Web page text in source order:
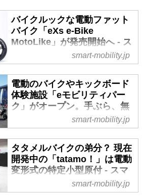
バイクルックな電動ファット
バイク「eXs e-Bike
MotoLike」が発売開始へ - ス
マートモビリティJP
販売で知られる株式会社カスタム
ジャパンが、ファットバイクスタ
イルの電動アシスト自転車「eXs
e-Bike MotoLike」をリリースす
る。同社のモビリティブランド
「eXs」から、26万5650円で販売
されるという。
smart-mobility.jp
電動のバイクやキックボード
体験施設「eモビリティパー
ク」がオープン。手ぶら、無
免許でも利用可能な常設コー
ス - スマートモビリティJP
2024年11月29日、株式会社キズ
キが「イオンモールむさし村山
つむぐひろば」に、国内初の常設
型電動モビリティ体験施設「eモ
ビリティパーク多摩東京」を開設
smart-mobility.jp
タタメルバイクの弟分？ 現在
開発中の「tatamo！」は電動
変形式の特定小型原付 - スマ
ートモビリティJPsmart-mobility.jp